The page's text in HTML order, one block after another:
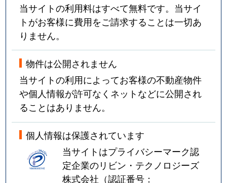
当サイトの利用料はすべて無料です。当サイ
トがお客様に費用をご請求することは一切あ
りません。
物件は公開されません
当サイトの利用によってお客様の不動産物件
や個人情報が許可なくネットなどに公開され
ることはありません。
個人情報は保護されています
当サイトはプライバシーマーク認
定企業のリビン・テクノロジーズ
株式会社（認証番号：